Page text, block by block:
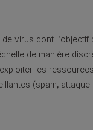
virus dont l’objectif
de manière
les
(spam, attaque